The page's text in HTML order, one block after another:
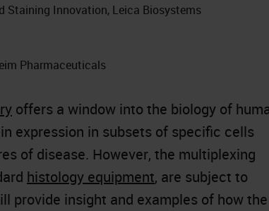
Staining Innovation, Leica Biosystems
Pharmaceuticals
offers a window into the biology of
expression in subsets of specific cells
of disease. However, the multiplexing
histology equipment, are subject to
provide insight and examples of how the